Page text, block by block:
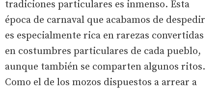
tradiciones particulares es inmenso. Esta
época de carnaval que acabamos de despedir
es especialmente rica en rarezas convertidas
en costumbres particulares de cada pueblo,
aunque también se comparten algunos ritos.
Como el de los mozos dispuestos a arrear a